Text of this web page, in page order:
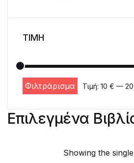
Επιλεγμένα
Showing the
ΤΙΜΗ
Ελάχιστη τιμή
Μέγιστη τιμή
Φιλτράρισμα Τιμή: 10 € —